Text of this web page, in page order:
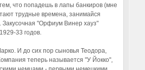
что попадешь в лапы банкиров (мне
трудные времена, занимайся
"Орфиум Винер хауз"
33 годов.
И до сих пор сыновья Теодора,
теперь называется "У Йокко",